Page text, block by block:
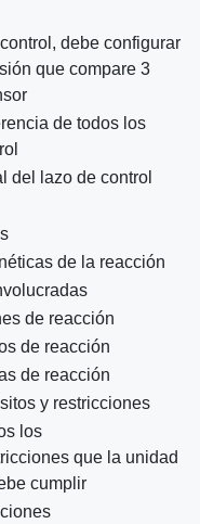
debe configurar
que compare 3
de todos los
del lazo de control
de la reacción
de reacción
de reacción
de reacción
y restricciones
los
que la unidad
cumplir